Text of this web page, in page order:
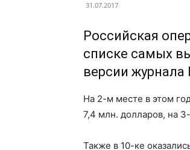
31.07.2017
Российская
списке самых
версии журнала
На 2-м месте в этом
7,4 млн. долларов, на
Также в 10-ке